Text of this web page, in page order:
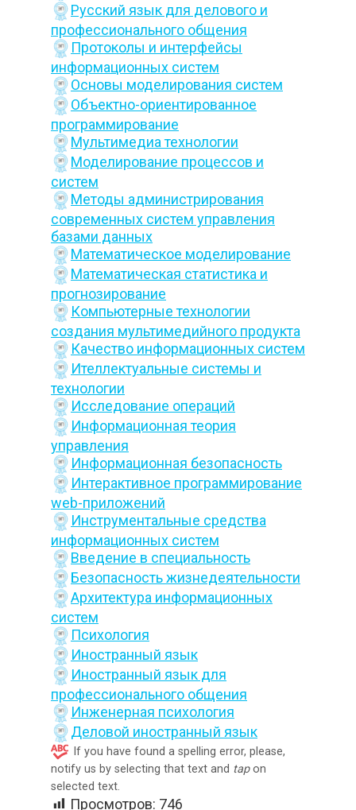
Русский язык для делового и
профессионального общения
Протоколы и интерфейсы
информационных систем
Основы моделирования систем
Объектно-ориентированное
программирование
Мультимедиа технологии
Моделирование процессов и
систем
Методы администрирования
современных систем управления
базами данных
Математическое моделирование
Математическая статистика и
прогнозирование
Компьютерные технологии
создания мультимедийного продукта
Качество информационных систем
Ителлектуальные системы и
технологии
Исследование операций
Информационная теория
управления
Информационная безопасность
Интерактивное программирование
web-приложений
Инструментальные средства
информационных систем
Введение в специальность
Безопасность жизнедеятельности
Архитектура информационных
систем
Психология
Иностранный язык
Иностранный язык для
профессионального общения
Инженерная психология
Деловой иностранный язык
If you have found a spelling error, please,
notify us by selecting that text and tapon
selected text.
Просмотров: 746